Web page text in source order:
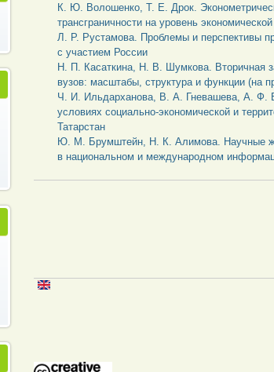
К. Ю. Волошенко, Т. Е. Дрок.
трансграничности на уровень
Л. Р. Рустамова. Проблемы и перспективы
с участием России
Н. П. Касаткина, Н. В. Шумкова. Вторичная
вузов: масштабы, структура и функции (на
Ч. И. Ильдарханова, В. А. Гневашева, А. Ф.
условиях социально-экономической и
Татарстан
Ю. М. Брумштейн, Н. К. Алимова. Научные
в национальном и международном